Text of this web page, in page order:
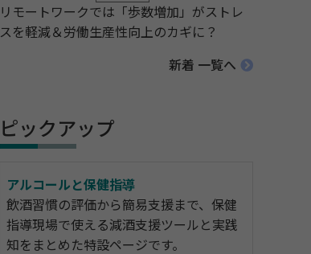
リモートワークでは「歩数増加」がストレ
スを軽減＆労働生産性向上のカギに？
新着 一覧へ
ピックアップ
アルコールと保健指導
飲酒習慣の評価から簡易支援まで、保健
指導現場で使える減酒支援ツールと実践
知をまとめた特設ページです。